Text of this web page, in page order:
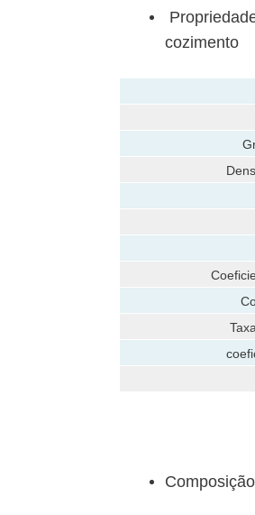
cozimento